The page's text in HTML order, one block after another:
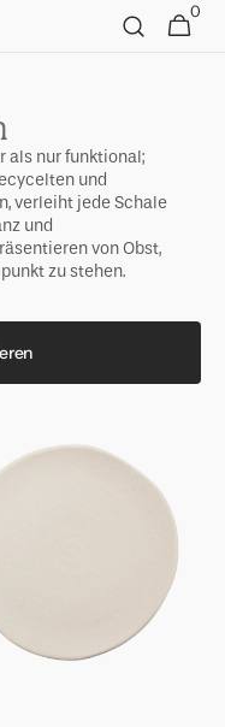
Warenkorb
0
0
Artikel
als nur funktional;
und
verleiht jede Schale
und
von Obst,
zu stehen.